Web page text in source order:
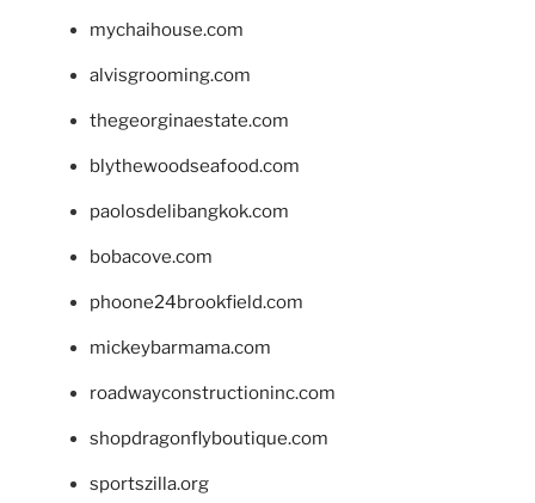
mychaihouse.com
alvisgrooming.com
thegeorginaestate.com
blythewoodseafood.com
paolosdelibangkok.com
bobacove.com
phoone24brookfield.com
mickeybarmama.com
roadwayconstructioninc.com
shopdragonflyboutique.com
sportszilla.org